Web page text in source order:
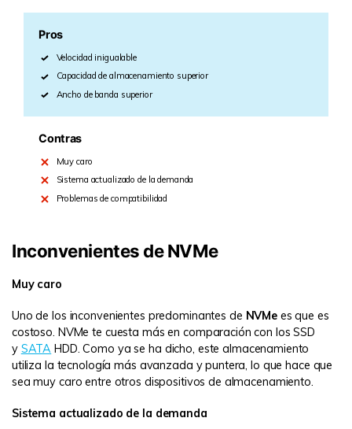
Pros
Velocidad inigualable
Capacidad de almacenamiento superior
Ancho de banda superior
Contras
Muy caro
Sistema actualizado de la demanda
Problemas de compatibilidad
Inconvenientes de NVMe
Muy caro
Uno de los inconvenientes predominantes de NVMe es que es
costoso. NVMe te cuesta más en comparación con los SSD
y SATA HDD. Como ya se ha dicho, este almacenamiento
utiliza la tecnología más avanzada y puntera, lo que hace que
sea muy caro entre otros dispositivos de almacenamiento.
Sistema actualizado de la demanda